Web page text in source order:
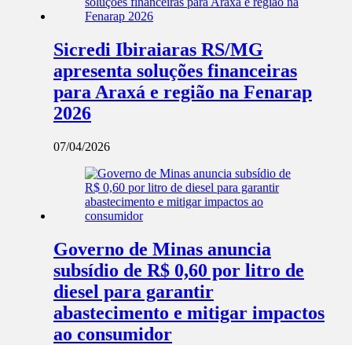
Sicredi Ibiraiaras RS/MG
apresenta soluções financeiras
para Araxá e região na Fenarap
2026
07/04/2026
Governo de Minas anuncia
subsídio de R$ 0,60 por litro de
diesel para garantir
abastecimento e mitigar impactos
ao consumidor